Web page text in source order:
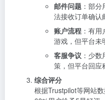
邮件问题 ：部
法接收订单确认
账户流程 ：有
游戏，但平台未
客服争议 ：少
策，但平台回应
综合评分
根据Trustpilot等网站